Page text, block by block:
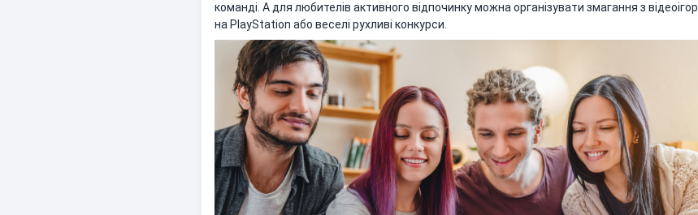
команді. А для любителів активного відпочинку можна організувати змагання з відеоігор
на PlayStation або веселі рухливі конкурси.